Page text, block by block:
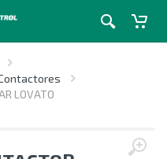
LOVATO